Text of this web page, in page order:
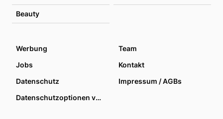
Beauty
Werbung
Team
Jobs
Kontakt
Datenschutz
Impressum / AGBs
Datenschutzoptionen verwalten